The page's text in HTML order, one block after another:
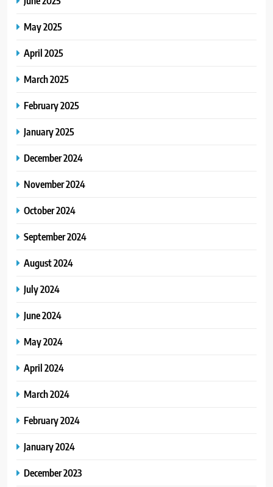
May 2025
April 2025
March 2025
February 2025
January 2025
December 2024
November 2024
October 2024
September 2024
August 2024
July 2024
June 2024
May 2024
April 2024
March 2024
February 2024
January 2024
December 2023